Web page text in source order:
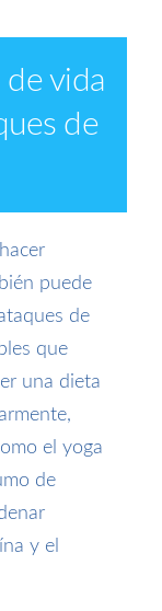
vida
de
puede
de
que
una dieta
el yoga
de
y el